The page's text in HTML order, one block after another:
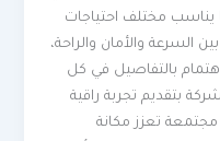
مختلف احتياجات
والأمان والراحة،
بالتفاصيل في كل
بتقديم تجربة راقية
تعزز مكانة